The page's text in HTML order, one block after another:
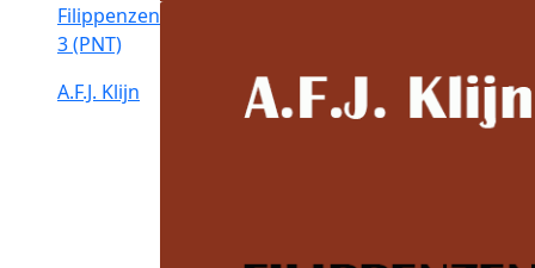
Filippenzen
3 (PNT)
A.F.J. Klijn